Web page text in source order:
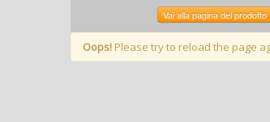
Vai alla pagina del prodotto
Oops! Please try to reload the page